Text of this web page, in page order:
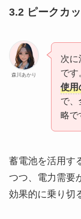
3.2 ピークカ
森川あかり
次に
です
使用
で、
略で
蓄電池を活用す
つつ、電力需要
効果的に乗り切